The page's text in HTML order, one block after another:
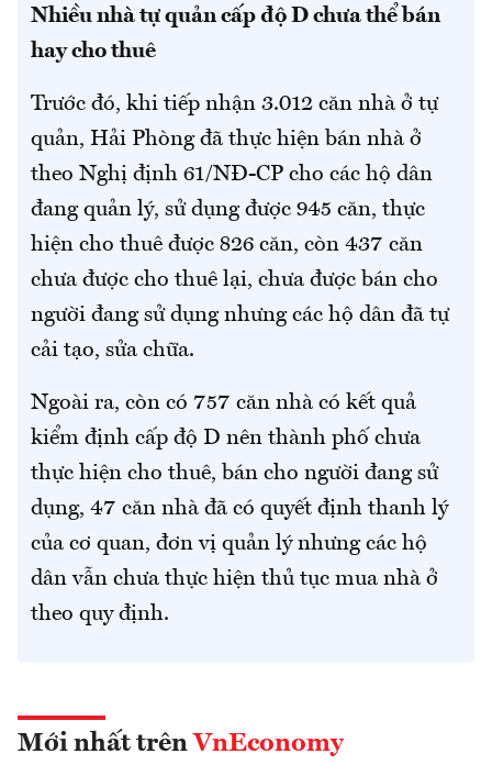
Nhiều nhà tự quản cấp độ D chưa thể bán
hay cho thuê
Trước đó, khi tiếp nhận 3.012 căn nhà ở tự
quản, Hải Phòng đã thực hiện bán nhà ở
theo Nghị định 61/NĐ-CP cho các hộ dân
đang quản lý, sử dụng được 945 căn, thực
hiện cho thuê được 826 căn, còn 437 căn
chưa được cho thuê lại, chưa được bán cho
người đang sử dụng nhưng các hộ dân đã tự
cải tạo, sửa chữa.
Ngoài ra, còn có 757 căn nhà có kết quả
kiểm định cấp độ D nên thành phố chưa
thực hiện cho thuê, bán cho người đang sử
dụng, 47 căn nhà đã có quyết định thanh lý
của cơ quan, đơn vị quản lý nhưng các hộ
dân vẫn chưa thực hiện thủ tục mua nhà ở
theo quy định.
Mới nhất trên VnEconomy